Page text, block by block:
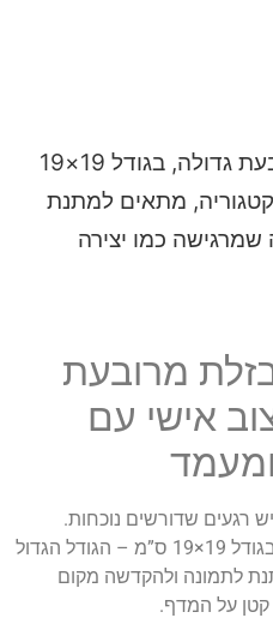
מרובעת גדולה, בגודל 19×19
מתאים למתנת
כמו יצירה
מרובעת
אישי עם
רגעים שדורשים נוכחות.
מרובעת בגודל 19×19 ס”מ – הגודל הגדול
לתמונה ולהקדשה מקום
קטן על המדף.